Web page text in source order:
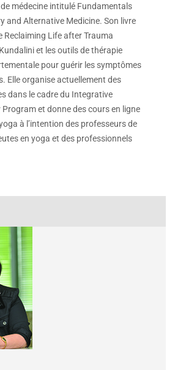
de médecine intitulé Fundamentals
and Alternative Medicine. Son livre
Reclaiming Life after Trauma
et les outils de thérapie
pour guérir les symptômes
Elle organise actuellement des
dans le cadre du Integrative
Program et donne des cours en ligne
à l’intention des professeurs de
en yoga et des professionnels